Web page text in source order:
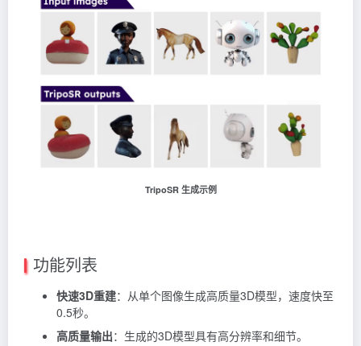
TripoSR 生成示例
功能列表
快速3D重建：从单个图像生成高质量3D模型，速度快至
0.5秒。
高质量输出：生成的3D模型具有高分辨率和细节。